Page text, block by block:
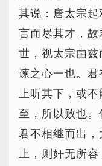
其说：唐太宗
言而尽其才，
世，视太宗由
谏之心一也。君
上听其下，或
至，所以败也
君不相继而出
上，则奸无所